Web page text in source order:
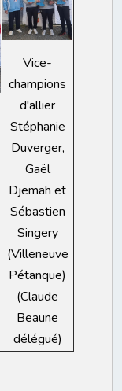
Vice-
champions
d'allier
Stéphanie
Duverger,
Gaël
Djemah et
Sébastien
Singery
(Villeneuve
Pétanque)
(Claude
Beaune
délégué)